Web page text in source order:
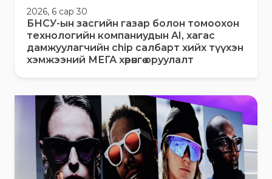
2026, 6 сар 30
БНСУ-ын засгийн газар болон томоохон
технологийн компаниудын AI, хагас
дамжуулагчийн chip салбарт хийх түүхэн
хэмжээний МЕГА хөрөнгө оруулалт